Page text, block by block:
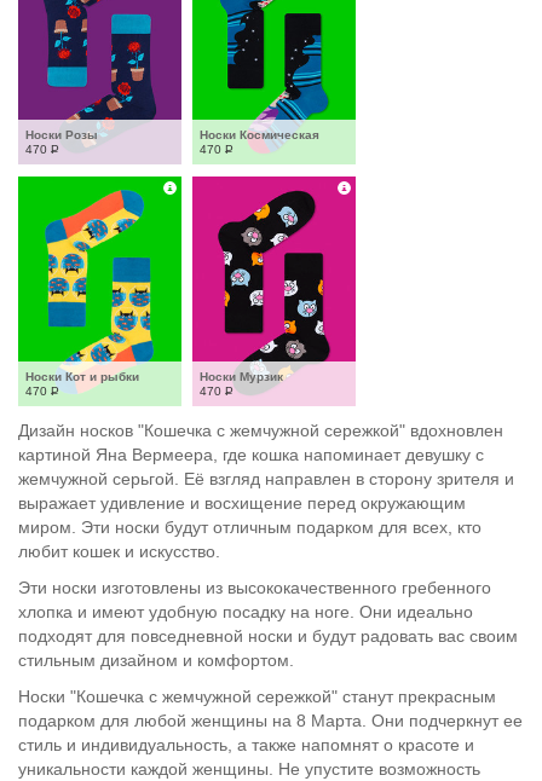
Носки Розы
470 Р
Носки Космическая
470 Р
Носки Кот и рыбки
470 Р
Носки Мурзик
470 Р
Дизайн носков "Кошечка с жемчужной сережкой" вдохновлен
картиной Яна Вермеера, где кошка напоминает девушку с
жемчужной серьгой. Её взгляд направлен в сторону зрителя и
выражает удивление и восхищение перед окружающим
миром. Эти носки будут отличным подарком для всех, кто
любит кошек и искусство.
Эти носки изготовлены из высококачественного гребенного
хлопка и имеют удобную посадку на ноге. Они идеально
подходят для повседневной носки и будут радовать вас своим
стильным дизайном и комфортом.
Носки "Кошечка с жемчужной сережкой" станут прекрасным
подарком для любой женщины на 8 Марта. Они подчеркнут ее
стиль и индивидуальность, а также напомнят о красоте и
уникальности каждой женщины. Не упустите возможность